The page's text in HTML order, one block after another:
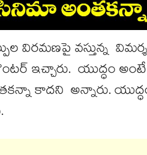
విరమణపై వస్తున్న
ఇచ్చారు. యుద్ధం
కాదని అన్నారు.